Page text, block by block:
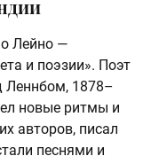
Лейно —
и поэзии». Поэт
Леннбом, 1878–
новые ритмы и
авторов, писал
песнями и